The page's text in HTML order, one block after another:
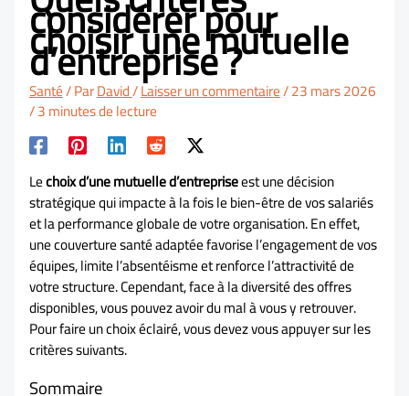
considérer pour
choisir une mutuelle
d’entreprise ?
Santé/ ParDavid/Laisser un commentaire/23 mars 2026
/3 minutes de lecture
Lechoix d’une mutuelle d’entrepriseest une décision
stratégique qui impacte à la fois le bien-être de vos salariés
et la performance globale de votre organisation. En effet,
une couverture santé adaptée favorise l’engagement de vos
équipes, limite l’absentéisme et renforce l’attractivité de
votre structure. Cependant, face à la diversité des offres
disponibles, vous pouvez avoir du mal à vous y retrouver.
Pour faire un choix éclairé, vous devez vous appuyer sur les
critères suivants.
Sommaire